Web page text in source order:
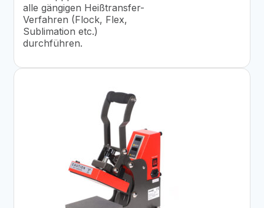
alle gängigen Heißtransfer-
Verfahren (Flock, Flex,
Sublimation etc.)
durchführen.